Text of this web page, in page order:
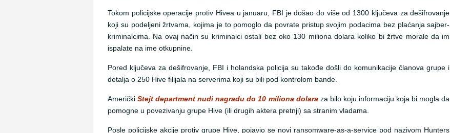
Tokom policijske operacije protiv Hivea u januaru, FBI je došao do više od 1300 ključeva za dešifrovanje
koji su podeljeni žrtvama, kojima je to pomoglo da povrate pristup svojim podacima bez plaćanja sajber-
kriminalcima. Na ovaj način su kriminalci ostali bez oko 130 miliona dolara koliko bi žrtve morale da im
ispalate na ime otkupnine.
Pored ključeva za dešifrovanje, FBI i holandska policija su takođe došli do komunikacije članova grupe i
detalja o 250 Hive filijala na serverima koji su bili pod kontrolom bande.
AmeričkiStejt department nudi nagradu do 10 miliona dolaraza bilo koju informaciju koja bi mogla da
pomogne u povezivanju grupe Hive (ili drugih aktera pretnji) sa stranim vladama.
Posle policijske akcije protiv grupe Hive, pojavio se novi ransomware-as-a-service pod nazivom Hunters